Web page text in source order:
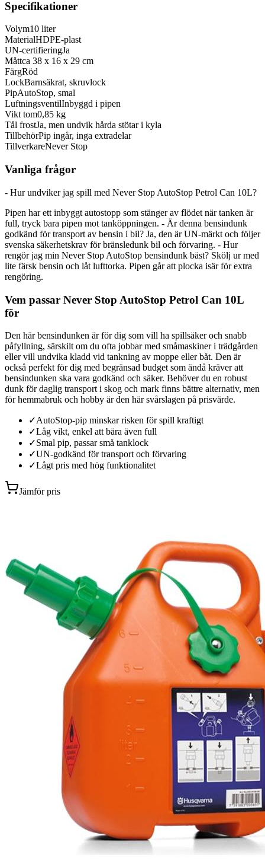
Specifikationer
Volym10 liter
MaterialHDPE-plast
UN-certifieringJa
Måttca 38 x 16 x 29 cm
FärgRöd
LockBarnsäkrat, skruvlock
PipAutoStop, smal
LuftningsventilInbyggd i pipen
Vikt tom0,85 kg
Tål frostJa, men undvik hårda stötar i kyla
TillbehörPip ingår, inga extradelar
TillverkareNever Stop
Vanliga frågor
- Hur undviker jag spill med Never Stop AutoStop Petrol Can 10L?
Pipen har ett inbyggt autostopp som stänger av flödet när tanken är
full, tryck bara pipen mot tanköppningen. - Är denna bensindunk
godkänd för transport av bensin i bil? Ja, den är UN-märkt och följer
svenska säkerhetskrav för bränsledunk bil och förvaring. - Hur
rengör jag min Never Stop AutoStop bensindunk bäst? Skölj ur med
lite färsk bensin och låt lufttorka. Pipen går att plocka isär för extra
rengöring.
Vem passar Never Stop AutoStop Petrol Can 10L
för
Den här bensindunken är för dig som vill ha spillsäker och snabb
påfyllning, särskilt om du ofta jobbar med småmaskiner i trädgården
eller vill undvika kladd vid tankning av moppe eller båt. Den är
också perfekt för dig med begränsad budget som ändå kräver att
bensindunken ska vara godkänd och säker. Behöver du en robust
dunk för daglig transport i skog och mark finns bättre alternativ, men
för hemmabruk och hobby är den här svårslagen på prisvärde.
✓AutoStop-pip minskar risken för spill kraftigt
✓Låg vikt, enkel att bära även full
✓Smal pip, passar små tanklock
✓UN-godkänd för transport och förvaring
✓Lågt pris med hög funktionalitet
Jämför pris